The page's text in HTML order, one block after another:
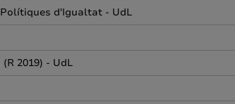
Polítiques d'Igualtat - UdL
2019) - UdL